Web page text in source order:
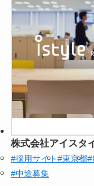
株式会社アイスタ
#採用サイト#東京都
#中途募集